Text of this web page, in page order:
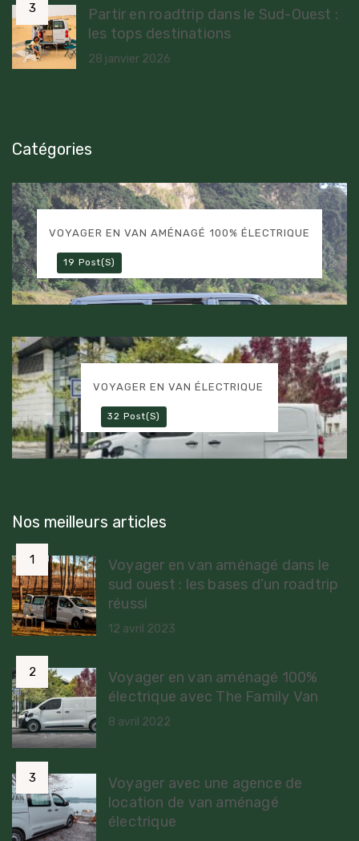
Partir en roadtrip dans le Sud-Ouest :
les tops destinations
28 janvier 2026
Catégories
VOYAGER EN VAN AMÉNAGÉ 100% ÉLECTRIQUE
19 Post(s)
VOYAGER EN VAN ÉLECTRIQUE
32 Post(s)
Nos meilleurs articles
Voyager en van aménagé dans le
sud ouest : les bases d’un roadtrip
réussi
12 avril 2023
Voyager en van aménagé 100%
électrique avec The Family Van
8 avril 2022
Voyager avec une agence de
location de van aménagé
électrique